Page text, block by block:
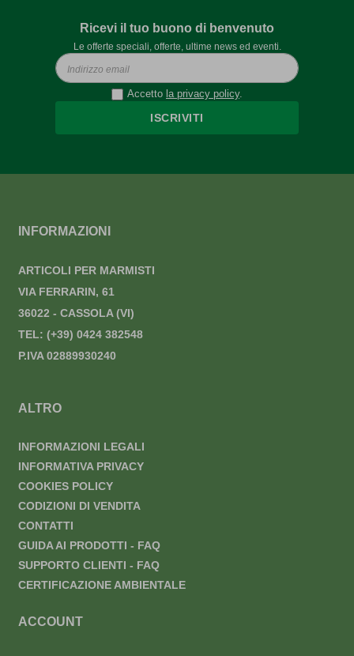
Ricevi il tuo buono di benvenuto
Le offerte speciali, offerte, ultime news ed eventi.
Accetto la privacy policy.
ISCRIVITI
INFORMAZIONI
ARTICOLI PER MARMISTI
VIA FERRARIN, 61
36022 - CASSOLA (VI)
TEL: (+39) 0424 382548
P.IVA 02889930240
ALTRO
INFORMAZIONI LEGALI
INFORMATIVA PRIVACY
COOKIES POLICY
CODIZIONI DI VENDITA
CONTATTI
GUIDA AI PRODOTTI - FAQ
SUPPORTO CLIENTI - FAQ
CERTIFICAZIONE AMBIENTALE
ACCOUNT